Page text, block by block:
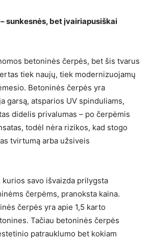
sunkesnės, bet įvairiapusiškai
betoninės čerpės, bet šis tvarus
tiek naujų, tiek modernizuojamų
Betoninės čerpės yra
garsą, atsparios UV spinduliams,
didelis privalumas – po čerpėmis
todėl nėra rizikos, kad stogo
tvirtumą arba užsiveis
savo išvaizda prilygsta
čerpėms, pranoksta kaina.
čerpės yra apie 1,5 karto
Tačiau betoninės čerpės
patrauklumo bet kokiam